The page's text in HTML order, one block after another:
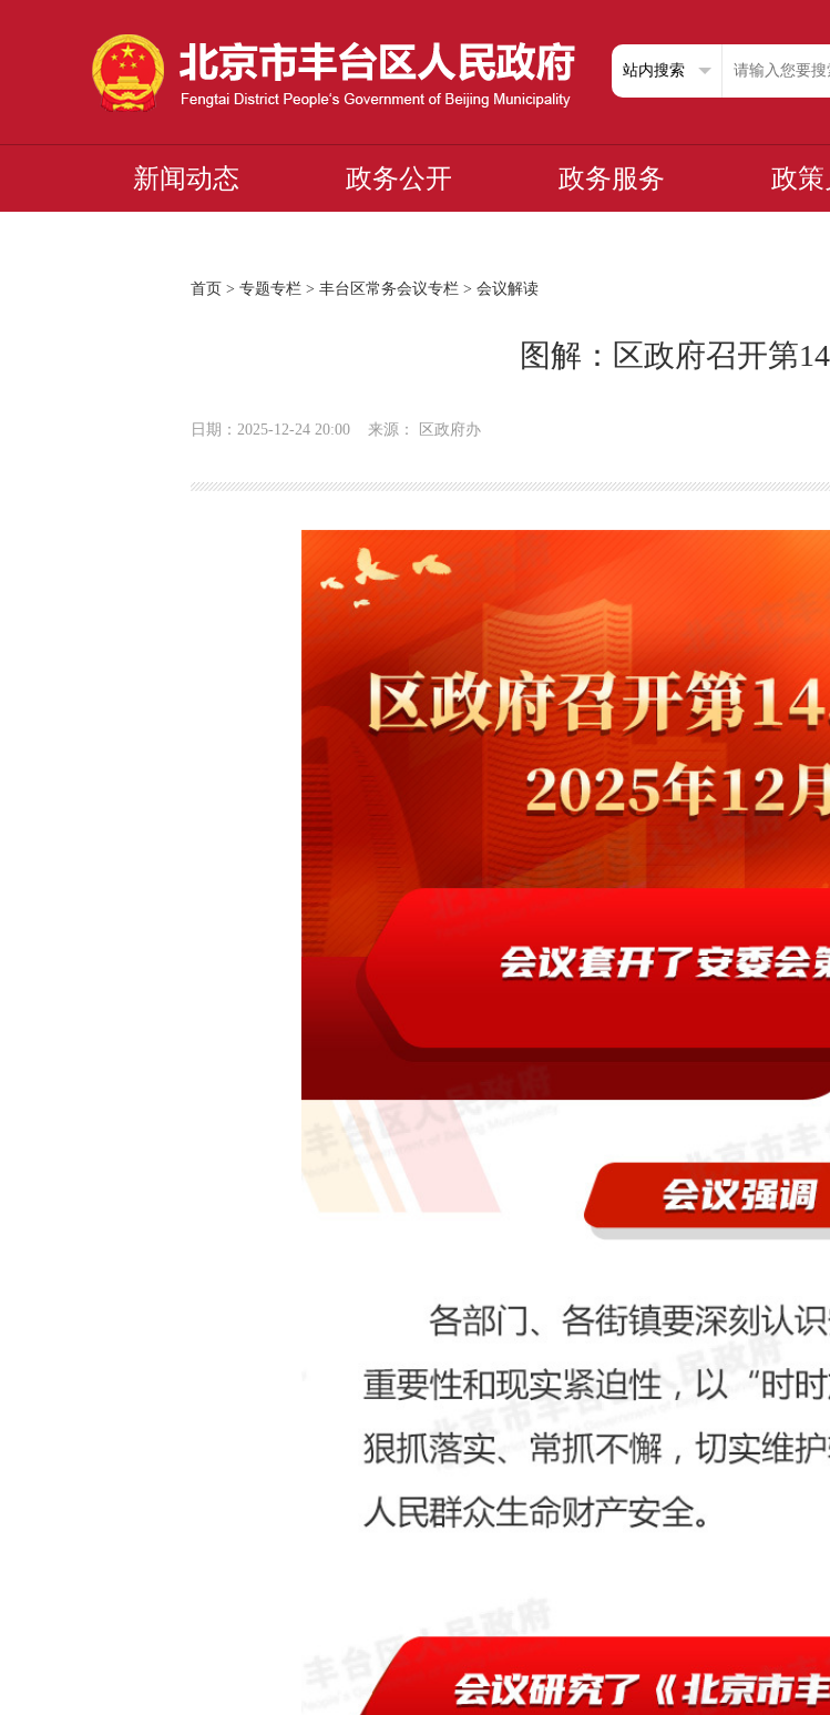
新闻动态 政务公开 政务服务 政
首页 > 专题专栏 > 丰台区常务会议专栏 > 会议解读
图解：区政府召开第
日期：2025-12-24 20:00 来源： 区政府办